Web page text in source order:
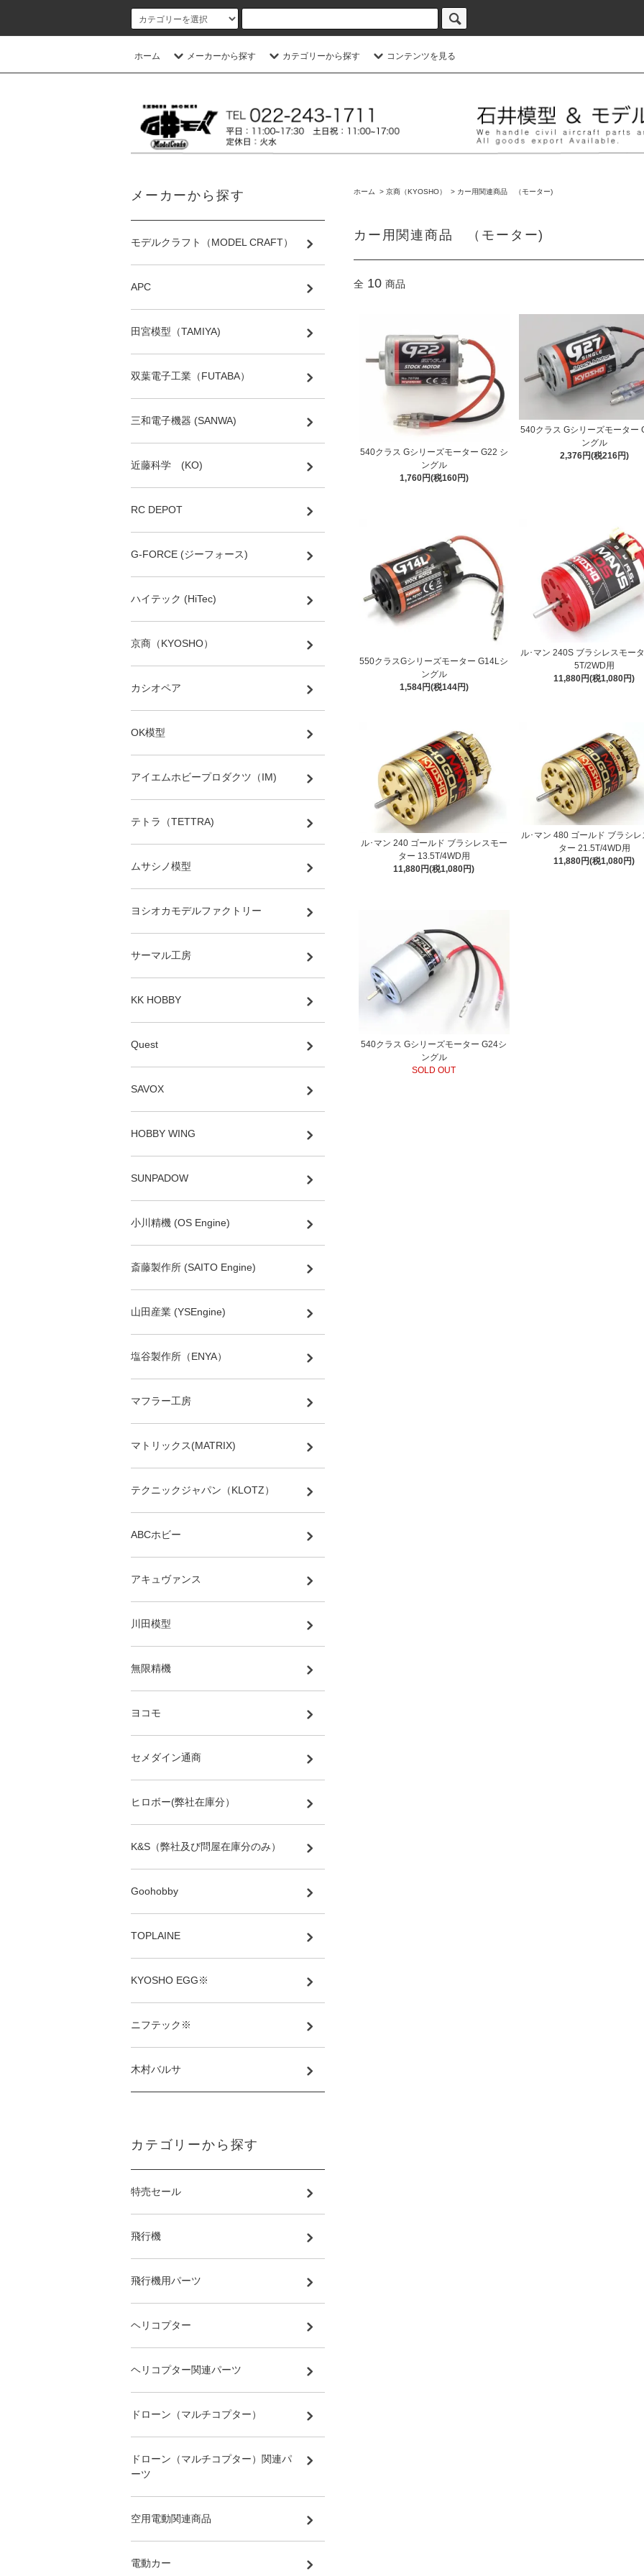
ホーム メーカーから探す カテゴリーから探す コンテンツを見る
ホーム > 京商（KYOSHO） > カー用関連商品 （モーター)
カー用関連商品 （モーター)
全 10 商品
540クラス Gシリーズモーター G22 シ
ングル
1,760円(税160円)
540クラス Gシリーズモーター
ングル
2,376円(税216円)
550クラスGシリーズモーター G14Lシ
ングル
1,584円(税144円)
ル･マン 240S ブラシレスモー
5T/2WD用
11,880円(税1,080円)
ル･マン 240 ゴールド ブラシレスモー
ター 13.5T/4WD用
11,880円(税1,080円)
ル･マン 480 ゴールド ブラシレ
ター 21.5T/4WD用
11,880円(税1,080円)
540クラス Gシリーズモーター G24シ
ングル
SOLD OUT
メーカーから探す
モデルクラフト（MODEL CRAFT）
APC
田宮模型（TAMIYA)
双葉電子工業（FUTABA）
三和電子機器 (SANWA)
近藤科学 (KO)
RC DEPOT
G-FORCE (ジーフォース)
ハイテック (HiTec)
京商（KYOSHO）
カシオペア
OK模型
アイエムホビープロダクツ（IM)
テトラ（TETTRA)
ムサシノ模型
ヨシオカモデルファクトリー
サーマル工房
KK HOBBY
Quest
SAVOX
HOBBY WING
SUNPADOW
小川精機 (OS Engine)
斎藤製作所 (SAITO Engine)
山田産業 (YSEngine)
塩谷製作所（ENYA）
マフラー工房
マトリックス(MATRIX)
テクニックジャパン（KLOTZ）
ABCホビー
アキュヴァンス
川田模型
無限精機
ヨコモ
セメダイン通商
ヒロボー(弊社在庫分）
K&S（弊社及び問屋在庫分のみ）
Goohobby
TOPLAINE
KYOSHO EGG※
ニフテック※
木村バルサ
カテゴリーから探す
特売セール
飛行機
飛行機用パーツ
ヘリコプター
ヘリコプター関連パーツ
ドローン（マルチコプター）
ドローン（マルチコプター）関連パ
ーツ
空用電動関連商品
電動カー